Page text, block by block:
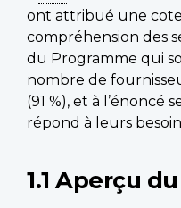
ont attribué une
compréhension des
du Programme qui
nombre de
(91 %), et à
répond à leurs
1.1 Aperçu